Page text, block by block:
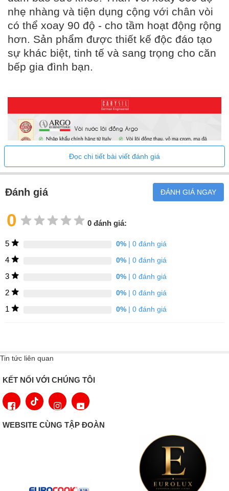
nhẹ nhàng và tiện dụng cộng với chân vòi
có thể xoay 90 độ - cho tầm hoạt động rộng
hơn. Sản phẩm được thiết kế độc đáo tạo
sự khác biệt, tinh tế và sang trọng cho căn
bếp gia đình bạn.
Vòi Rửa Chén Bát Cao Cấp Argo - Mã G-
2521
✔ Chứng nhận xuất xứ và bảo đảm sức khoẻ chuẩn Châu Âu.
✔ Chất liệu: lõi đồng thau - mạ Crom - mạ đá Granite theo tiêu
chuẩn Châu Âu đảm bảo sức khoẻ.
✔ Sản phẩm được thiết kế độc đáo tạo sự khác biệt, tinh tế và
✔ Thân Vòi xoay 360 độ nhẹ nhàng và tiện dụng cộng với chân
vòi có thể xoay 90 độ - cho tầm hoạt động rộng hơn.
Đọc chi tiết bài viết đánh giá
Đánh giá ĐÁNH GIÁ NGAY
0 0 đánh giá:
5 0%| 0 đánh giá
4 0%| 0 đánh giá
3 0%| 0 đánh giá
2 0%| 0 đánh giá
1 0%| 0 đánh giá
Tin tức liên quan
KẾT NỐI VỚI CHÚNG TÔI
WEBSITE CÙNG TẬP ĐOÀN